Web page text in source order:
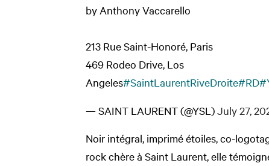
by Anthony Vaccarello
213 Rue Saint-Honoré, Paris
469 Rodeo Drive, Los
Angeles#SaintLaurentRiveDroite#RD
— SAINT LAURENT (@YSL)July 27,
Noir intégral, imprimé étoiles, co-
rock chère à Saint Laurent, elle